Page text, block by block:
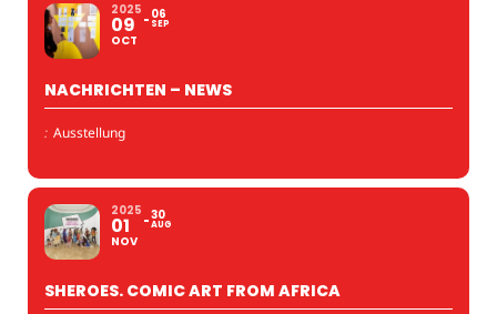
2025
09
OCT
06
SEP
NACHRICHTEN – NEWS
: Ausstellung
2025
01
NOV
30
AUG
SHEROES. COMIC ART FROM AFRICA